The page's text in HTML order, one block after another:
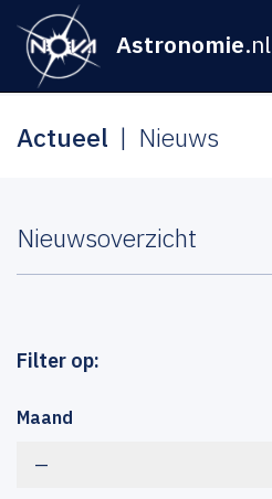
Astronomie.nl
Actueel Nieuws
Nieuwsoverzicht
Filter op:
Maand
—